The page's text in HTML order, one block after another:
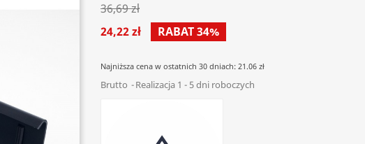
36,69 zł
24,22 zł
RABAT 34%
Najniższa cena w ostatnich 30 dniach: 21.06 zł
Brutto Realizacja 1 - 5 dni roboczych